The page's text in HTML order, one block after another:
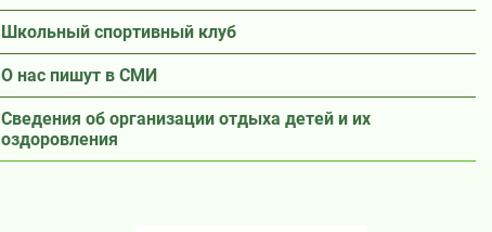
Школьный спортивный клуб
О нас пишут в СМИ
Сведения об организации отдыха детей и их
оздоровления